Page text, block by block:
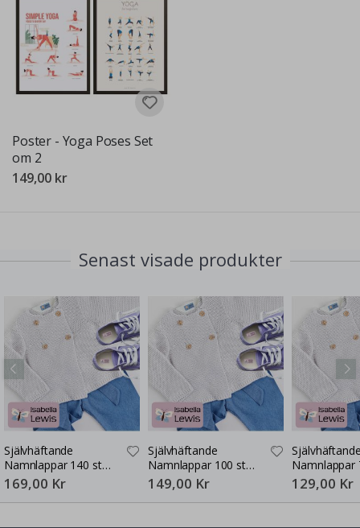
Poster - Yoga Poses Set
om 2
149,00 kr
Senast visade produkter
Självhäftande
Namnlappar 140 st
30x13 mm
169,00 Kr
Självhäftande
Namnlappar 100 st
30x13 mm
149,00 Kr
Namnlappar
30x13 mm
129,00 Kr